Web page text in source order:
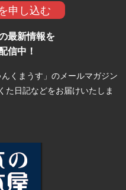
申し込む
最新情報を
信中！
くまうす」のメールマガジン
た日記などをお届けいたしま